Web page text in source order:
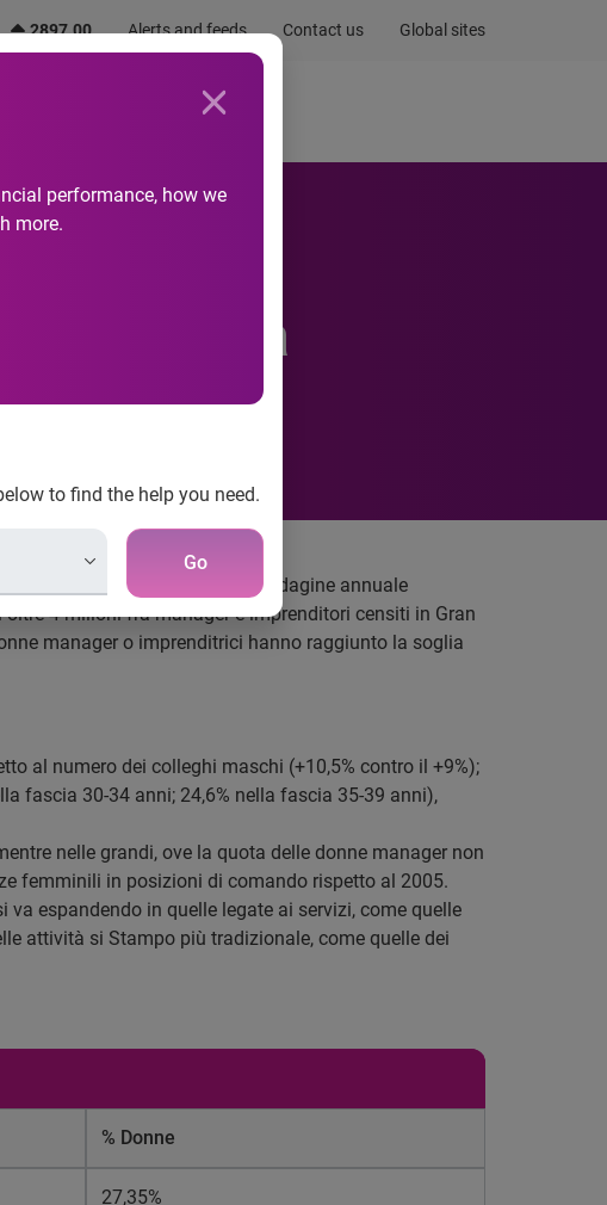
2897.00 Alerts and feeds Contact us Global sites
performance, how we
more.
to find the help you need.
Go
Newsroom
Bretagna
È quanto emerge dall’indagine annuale
4 milioni fra manager e imprenditori censiti in Gran
manager o imprenditrici hanno raggiunto la soglia
al numero dei colleghi maschi (+10,5% contro il +9%);
fascia 30-34 anni; 24,6% nella fascia 35-39 anni),
nelle grandi, ove la quota delle donne manager non
femminili in posizioni di comando rispetto al 2005.
espandendo in quelle legate ai servizi, come quelle
attività si Stampo più tradizionale, come quelle dei
% Donne
27,35%